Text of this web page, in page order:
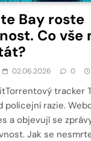
Bay roste
Co vše
02.06.2026 0
tracker
policejní razie.
a objevují se
Jak se